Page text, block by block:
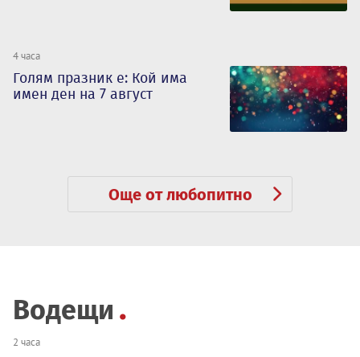
4 часа
Голям празник е: Кой има
имен ден на 7 август
Още от любопитно
Водещи
2 часа